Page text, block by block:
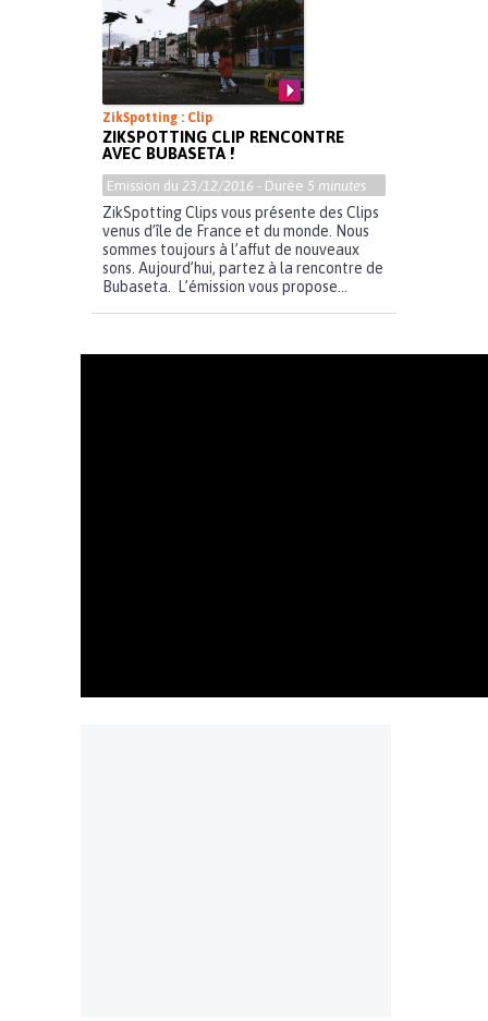
ZikSpotting : Clip
ZIKSPOTTING CLIP RENCONTRE
AVEC BUBASETA !
Emission du 23/12/2016 - Durée 5 minutes
ZikSpotting Clips vous présente des Clips
venus d’île de France et du monde. Nous
sommes toujours à l’affut de nouveaux
sons. Aujourd’hui, partez à la rencontre de
Bubaseta. L’émission vous propose...